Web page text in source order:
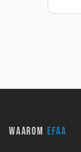
WAAROM EFAA